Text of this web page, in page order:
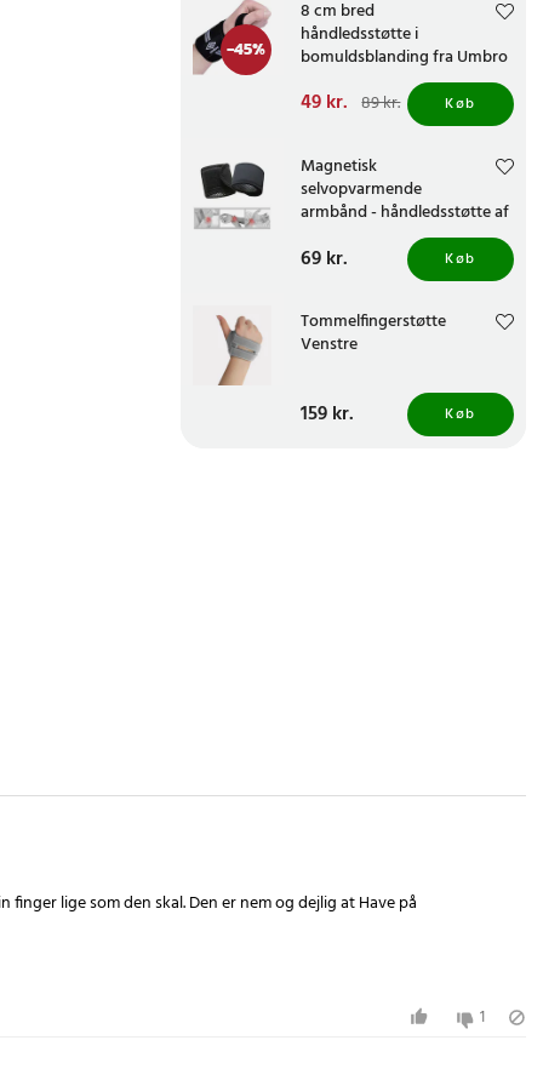
-45%
8 cm bred
håndledsstøtte i
bomuldsblanding fra Umbro
Nuværende pris
Tidligere pris
49 kr. 89 kr. Køb
Magnetisk
selvopvarmende
armbånd - håndledsstøtte af
Pris:69 kr.
69 kr. Køb
Tommelfingerstøtte
Venstre
Pris :159 kr.
159 kr. Køb
lige som den skal. Den er nem og dejlig at Have på
1